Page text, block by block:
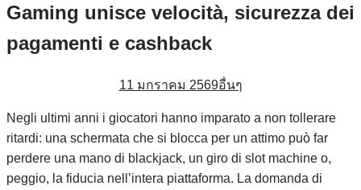
Gaming unisce velocità, sicurezza dei
pagamenti e cashback
11 มกราคม 2569อื่นๆ
Negli ultimi anni i giocatori hanno imparato a non tollerare
ritardi: una schermata che si blocca per un attimo può far
perdere una mano di blackjack, un giro di slot machine o,
peggio, la fiducia nell’intera piattaforma. La domanda di